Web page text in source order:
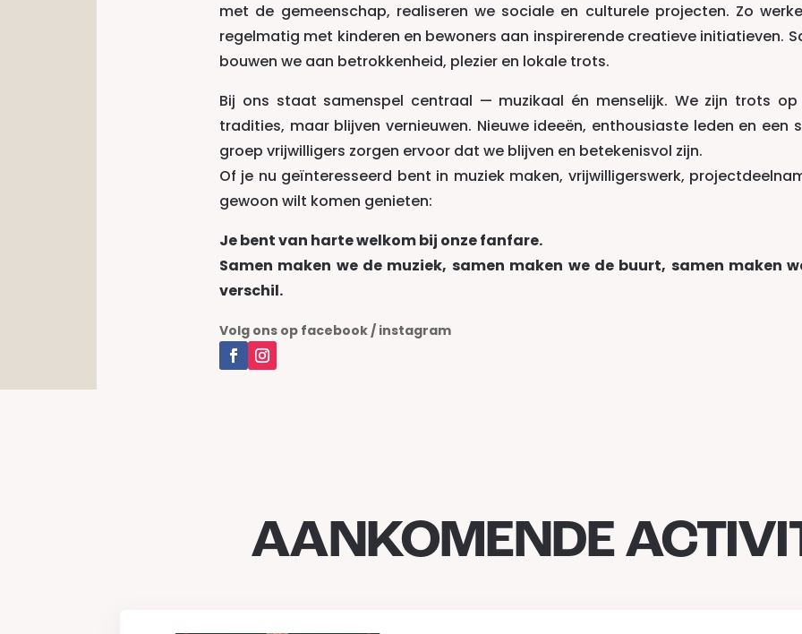
met de gemeenschap, realiseren we sociale en culturele projecten. Zo
regelmatig met kinderen en bewoners aan inspirerende creatieve initiatieven.
bouwen we aan betrokkenheid, plezier en lokale trots.
Bij ons staat samenspel centraal — muzikaal én menselijk. We zijn trots op
tradities, maar blijven vernieuwen. Nieuwe ideeën, enthousiaste leden en een
groep vrijwilligers zorgen ervoor dat we blijven en betekenisvol zijn.
Of je nu geïnteresseerd bent in muziek maken, vrijwilligerswerk,
gewoon wilt komen genieten:
Je bent van harte welkom bij onze fanfare.
Samen maken we de muziek, samen maken we de buurt, samen maken
verschil.
Volg ons op facebook / instagram
AANKOMENDE